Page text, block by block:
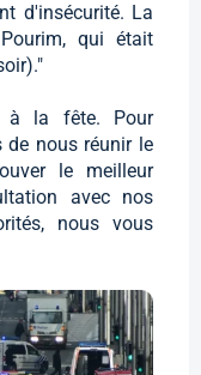
d'insécurité. La
qui était
à la fête. Pour
de nous réunir le
le meilleur
avec nos
nous vous